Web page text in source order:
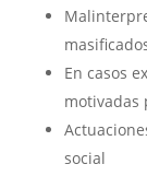
En casos
motivadas
social